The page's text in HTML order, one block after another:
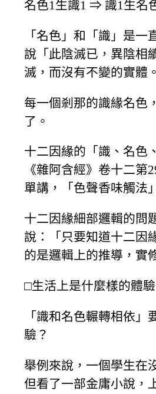
名色1生識1 ⇒ 識1生名
「名色」和「識」是
說「此陰滅已，異陰相
滅，而沒有不變的實體。
每一個剎那的識緣名色
了。
十二因緣的「識、名色
《雜阿含經》卷十二
單講，「色聲香味觸法
十二因緣細部邏輯的問
說：「只要知道十二因
的是邏輯上的推導，實
□生活上是什麼樣的體驗
「識和名色輾轉相依
驗？
舉例來說，一個學生在
但看了一部金庸小說，